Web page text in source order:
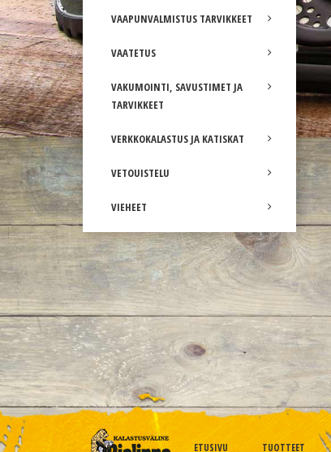
VAAPUNVALMISTUS TARVIKKEET
VAATETUS
VAKUMOINTI, SAVUSTIMET JA
TARVIKKEET
VERKKOKALASTUS JA KATISKAT
VETOUISTELU
VIEHEET
ETUSIVU TUOTTEET